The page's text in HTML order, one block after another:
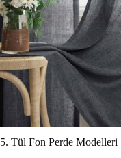
5. Tül Fon Perde Modelleri